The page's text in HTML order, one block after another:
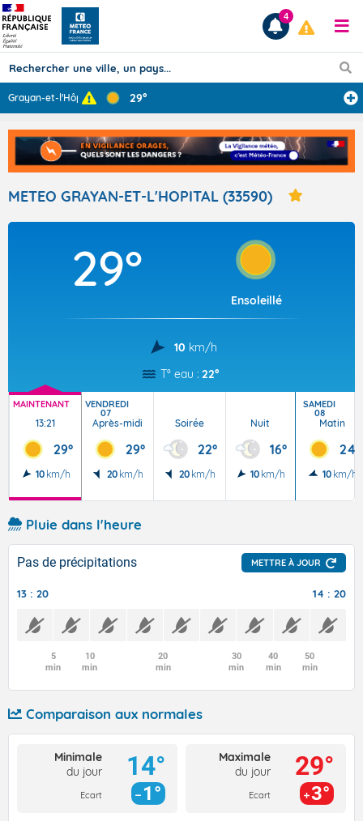
Prévisions
TOUS LES RÉSULTATS
Articles
4
Grayan-et-l'Hôp ... 29°
METEO GRAYAN-ET-L'HOPITAL (33590)
29°
Ensoleillé
10 km/h
T° eau : 22°
MAINTENANT
13:21
29°
10 km/h
VENDREDI
07
Après-midi
29°
20 km/h
Soirée
22°
20 km/h
Nuit
16°
10 km/h
SAMEDI
08
Matin
24°
10 km/h
Pluie dans l'heure
Pas de précipitations METTRE À JOUR
13 : 20 14 : 20
5
min
10
min
20
min
30
min
40
min
50
min
Comparaison aux normales
Minimale
du jour
Ecart
14°
1°
Maximale
du jour
Ecart
29°
3°